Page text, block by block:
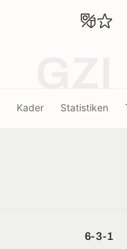
Kader Statistiken
6-3-1